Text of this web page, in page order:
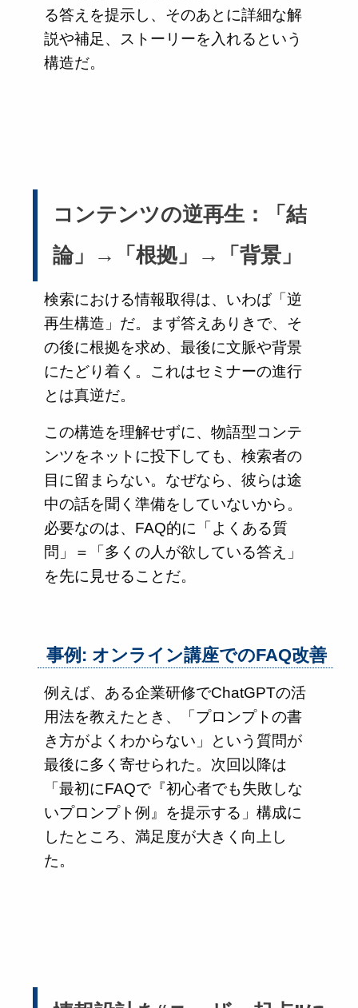
る答えを提示し、そのあとに詳細な解
説や補足、ストーリーを入れるという
構造だ。
コンテンツの逆再生：「結
論」→「根拠」→「背景」
検索における情報取得は、いわば「逆
再生構造」だ。まず答えありきで、そ
の後に根拠を求め、最後に文脈や背景
にたどり着く。これはセミナーの進行
とは真逆だ。
この構造を理解せずに、物語型コンテ
ンツをネットに投下しても、検索者の
目に留まらない。なぜなら、彼らは途
中の話を聞く準備をしていないから。
必要なのは、FAQ的に「よくある質
問」＝「多くの人が欲している答え」
を先に見せることだ。
事例: オンライン講座でのFAQ改善
例えば、ある企業研修でChatGPTの活
用法を教えたとき、「プロンプトの書
き方がよくわからない」という質問が
最後に多く寄せられた。次回以降は
「最初にFAQで『初心者でも失敗しな
いプロンプト例』を提示する」構成に
したところ、満足度が大きく向上し
た。